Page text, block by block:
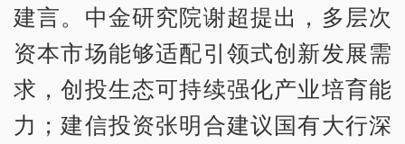
建言。中金研究院谢超提出，多层次
资本市场能够适配引领式创新发展需
求，创投生态可持续强化产业培育能
力；建信投资张明合建议国有大行深